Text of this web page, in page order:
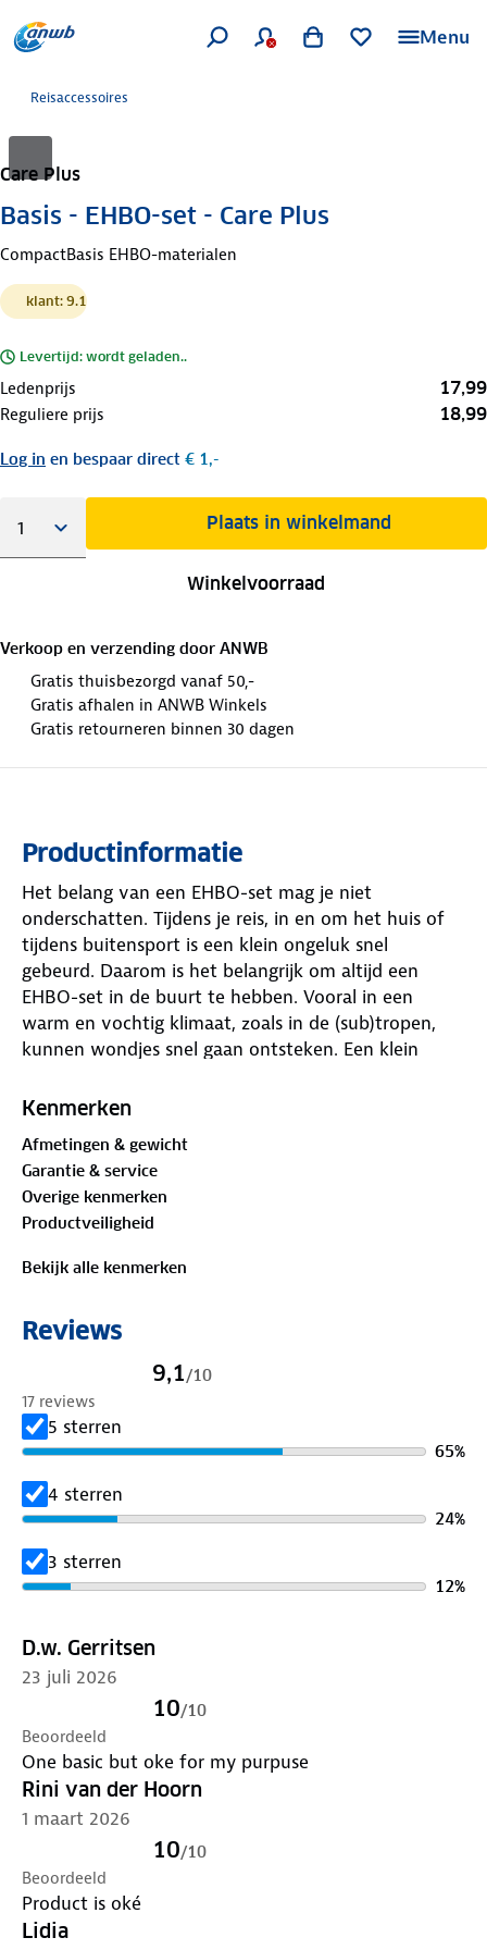
Menu
Reisaccessoires
Care Plus
Basis - EHBO-set - Care Plus
CompactBasis EHBO-materialen
klant: 9.1
Levertijd: wordt geladen..
Ledenprijs 17,99
Reguliere prijs 18,99
Log in en bespaar direct € 1,-
Plaats in winkelmand
Winkelvoorraad
Verkoop en verzending door ANWB
Gratis thuisbezorgd vanaf 50,-
Gratis afhalen in ANWB Winkels
Gratis retourneren binnen 30 dagen
Productinformatie
Het belang van een EHBO-set mag je niet
onderschatten. Tijdens je reis, in en om het huis of
tijdens buitensport is een klein ongeluk snel
gebeurd. Daarom is het belangrijk om altijd een
EHBO-set in de buurt te hebben. Vooral in een
warm en vochtig klimaat, zoals in de (sub)tropen,
kunnen wondjes snel gaan ontsteken. Een klein
wondverzorging is dan ook altijd nodig.
De inhoud is zorgvuldig samengesteld voor de
meest voorkomende kleine verwondingen thuis en
tijdens korte uitstapjes. Je bevestigt de EHBO-set
eenvoudig met klittenband aan het stuur of aan
een riem.
✓ 1x hydrofiel windsel 5 cm x 4 m
✓ 5x gaaskompres, 5 x 5 cm
✓ 5x pleister, 19 x 38 mm
✓ 5x pleister, 25 x 72 mm
✓ 2x pleister, 60 x 110 mm
✓ 1x zelfklevende tape, rol 1.25 cm x 1 m
✓ 1x (paar) vinyl handschoenen
✓ 4x alcoholdoekjes
✓ 1x verbandschaar
✓ 1x pincet
De houdbaarheidsdatum staat vermeld op de
Kenmerken
Afmetingen & gewicht
Garantie & service
Overige kenmerken
Productveiligheid
Bekijk alle kenmerken
Reviews
9,1/10
17 reviews
5 sterren
65%
4 sterren
24%
3 sterren
12%
D.w. Gerritsen
23 juli 2026
10/10
Beoordeeld
One basic but oke for my purpuse
Rini van der Hoorn
1 maart 2026
10/10
Beoordeeld
Product is oké
Lidia